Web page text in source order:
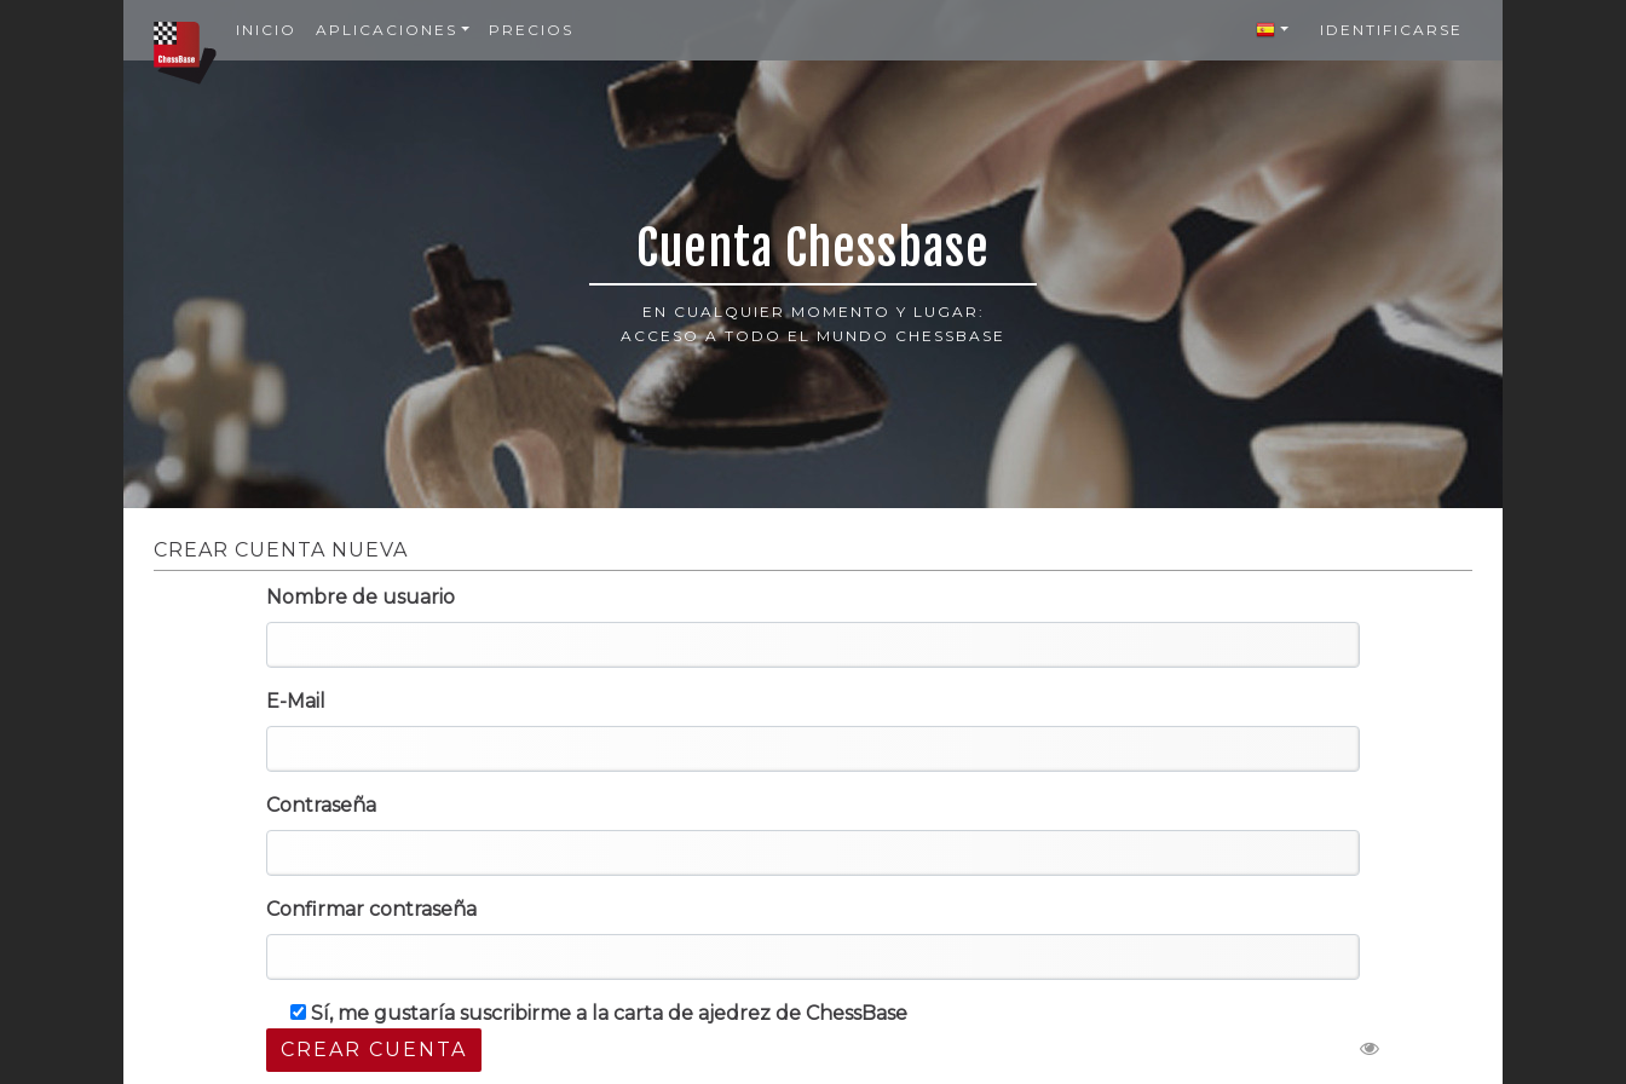
INICIO APLICACIONES PRECIOS IDENTIFICARSE
Cuenta Chessbase
EN CUALQUIER MOMENTO Y LUGAR:
ACCESO A TODO EL MUNDO CHESSBASE
CREAR CUENTA NUEVA
Nombre de usuario
E-Mail
Contraseña
Confirmar contraseña
Sí, me gustaría suscribirme a la carta de ajedrez de ChessBase
CREAR CUENTA